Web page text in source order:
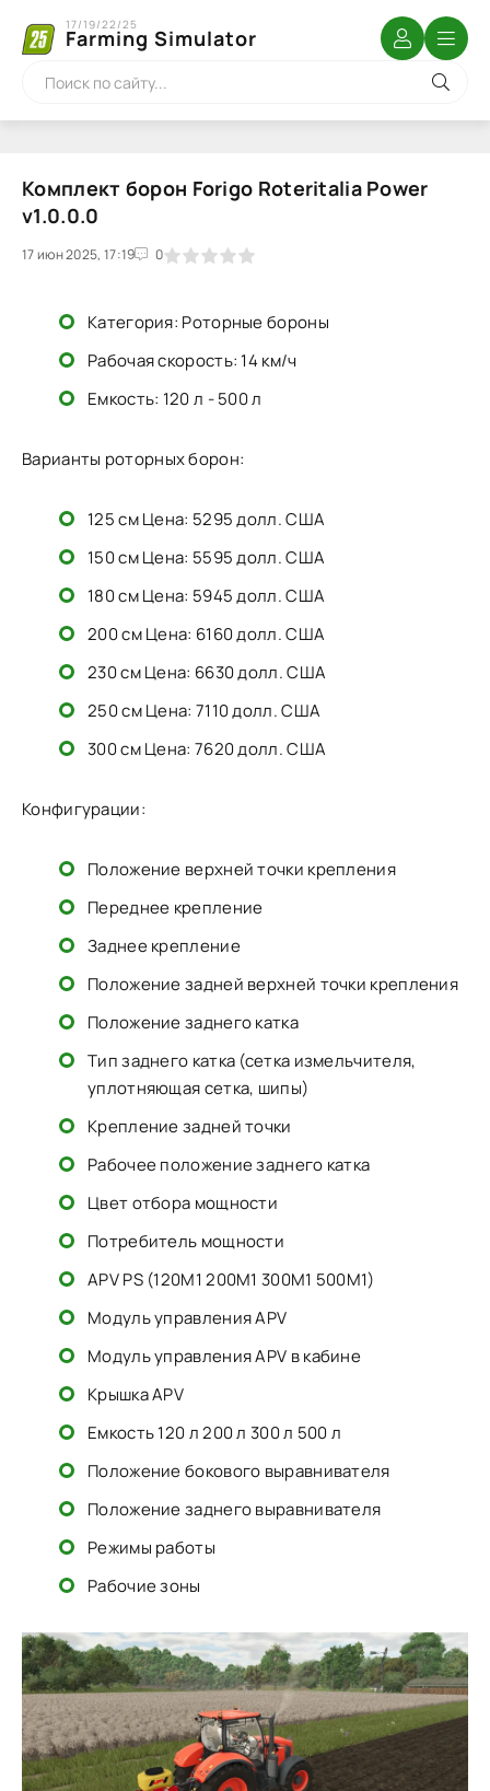
Farming Simulator
17/19/22/25
Комплект борон Forigo Roteritalia Power
v1.0.0.0
17 июн 2025, 17:19 0
1 2 3 4 5
Категория: Роторные бороны
Рабочая скорость: 14 км/ч
Емкость: 120 л - 500 л
Варианты роторных борон:
125 см Цена: 5295 долл. США
150 см Цена: 5595 долл. США
180 см Цена: 5945 долл. США
200 см Цена: 6160 долл. США
230 см Цена: 6630 долл. США
250 см Цена: 7110 долл. США
300 см Цена: 7620 долл. США
Конфигурации:
Положение верхней точки крепления
Переднее крепление
Заднее крепление
Положение задней верхней точки крепления
Положение заднего катка
Тип заднего катка (сетка измельчителя,
уплотняющая сетка, шипы)
Крепление задней точки
Рабочее положение заднего катка
Цвет отбора мощности
Потребитель мощности
АPV PS (120M1 200M1 300M1 500M1)
Модуль управления APV
Модуль управления APV в кабине
Крышка APV
Емкость 120 л 200 л 300 л 500 л
Положение бокового выравнивателя
Положение заднего выравнивателя
Режимы работы
Рабочие зоны